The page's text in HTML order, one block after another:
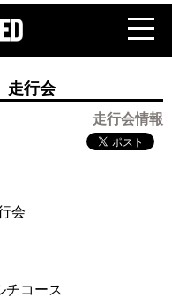
走行会
走行会情報
会
コース